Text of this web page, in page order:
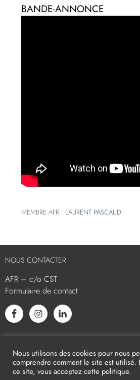
BANDE-ANNONCE
MEMBRE AFR : LAURENT PASCAUD
NOUS CONTACTER
AFR – c/o CST
Formulaire de contact
Nous utilisons des cookies pour nous
comprendre comment le site est utilisé.
ce site, vous acceptez cette politique.